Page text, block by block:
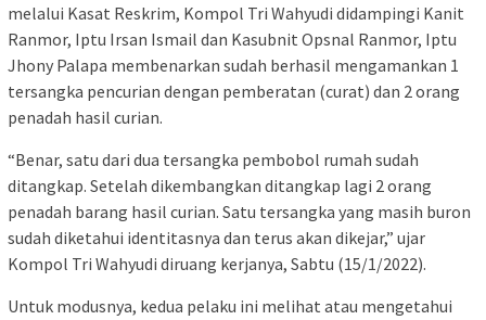
melalui Kasat Reskrim, Kompol Tri Wahyudi didampingi Kanit
Ranmor, Iptu Irsan Ismail dan Kasubnit Opsnal Ranmor, Iptu
Jhony Palapa membenarkan sudah berhasil mengamankan 1
tersangka pencurian dengan pemberatan (curat) dan 2 orang
penadah hasil curian.
“Benar, satu dari dua tersangka pembobol rumah sudah
ditangkap. Setelah dikembangkan ditangkap lagi 2 orang
penadah barang hasil curian. Satu tersangka yang masih buron
sudah diketahui identitasnya dan terus akan dikejar,” ujar
Kompol Tri Wahyudi diruang kerjanya, Sabtu (15/1/2022).
Untuk modusnya, kedua pelaku ini melihat atau mengetahui